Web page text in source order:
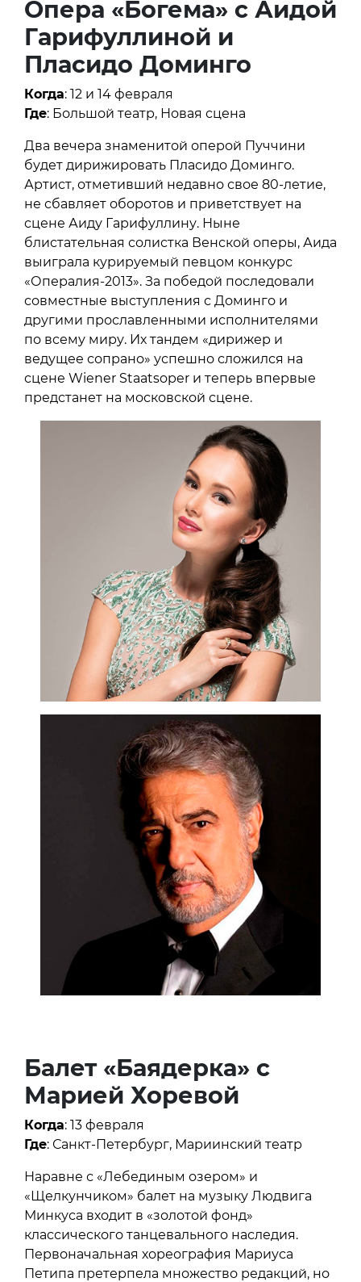
Опера «Богема» с Аидой
Гарифуллиной и
Пласидо Доминго
Когда: 12 и 14 февраля
Где: Большой театр, Новая сцена
Два вечера знаменитой оперой Пуччини
будет дирижировать Пласидо Доминго.
Артист, отметивший недавно свое 80-летие,
не сбавляет оборотов и приветствует на
сцене Аиду Гарифуллину. Ныне
блистательная солистка Венской оперы, Аида
выиграла курируемый певцом конкурс
«Опералия-2013». За победой последовали
совместные выступления с Доминго и
другими прославленными исполнителями
по всему миру. Их тандем «дирижер и
ведущее сопрано» успешно сложился на
сцене Wiener Staatsoper и теперь впервые
предстанет на московской сцене.
Балет «Баядерка» с
Марией Хоревой
Когда: 13 февраля
Где: Санкт-Петербург, Мариинский театр
Наравне с «Лебединым озером» и
«Щелкунчиком» балет на музыку Людвига
Минкуса входит в «золотой фонд»
классического танцевального наследия.
Первоначальная хореография Мариуса
Петипа претерпела множество редакций, но